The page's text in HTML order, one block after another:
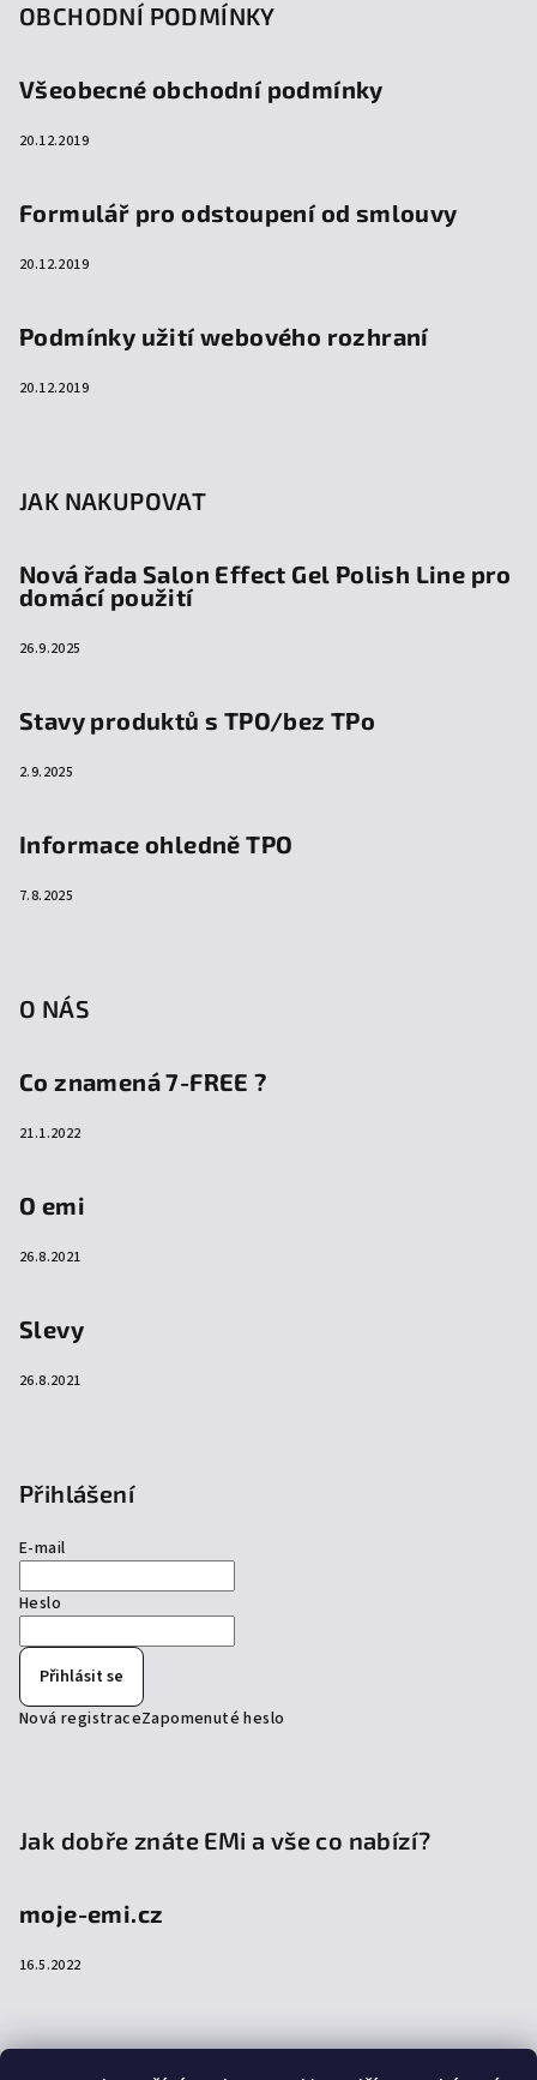
OBCHODNÍ PODMÍNKY
Všeobecné obchodní podmínky
20.12.2019
Formulář pro odstoupení od smlouvy
20.12.2019
Podmínky užití webového rozhraní
20.12.2019
JAK NAKUPOVAT
Nová řada Salon Effect Gel Polish Line pro
domácí použití
26.9.2025
Stavy produktů s TPO/bez TPo
2.9.2025
Informace ohledně TPO
7.8.2025
O NÁS
Co znamená 7-FREE ?
21.1.2022
O emi
26.8.2021
Slevy
26.8.2021
Přihlášení
E-mail
Heslo
Přihlásit se
Nová registraceZapomenuté heslo
Jak dobře znáte EMi a vše co nabízí?
moje-emi.cz
16.5.2022